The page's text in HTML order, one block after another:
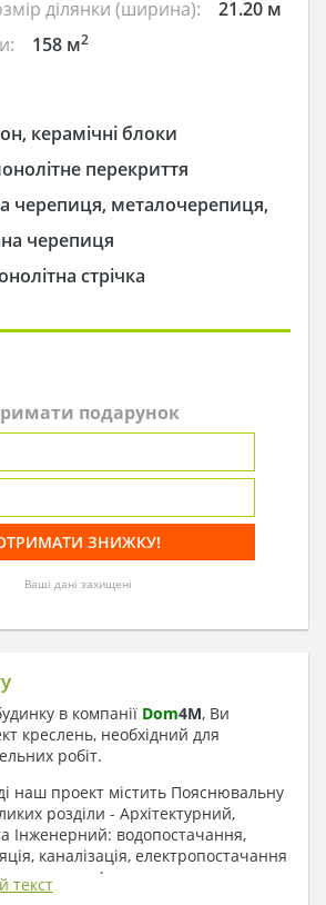
ділянки (ширина):
21.20 м
158 м2
керамічні блоки
перекриття
черепиця, металочерепиця,
черепиця
стрічка
подарунок
Ваші дані захищені
в компанії Dom4M, Ви
креслень, необхідний для
робіт.
наш проект містить Пояснювальну
розділи - Архітектурний,
Інженерний: водопостачання,
каналізація, електропостачання
плату ).
текст